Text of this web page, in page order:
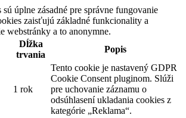
úplne zásadné pre správne fungovanie
zaisťujú základné funkcionality a
webstránky a to anonymne.
Dĺžka
trvania
Popis
1 rok
Tento cookie je nastavený GDPR
Cookie Consent pluginom. Slúži
pre uchovanie záznamu o
odsúhlasení ukladania cookies z
kategórie „Reklama“.